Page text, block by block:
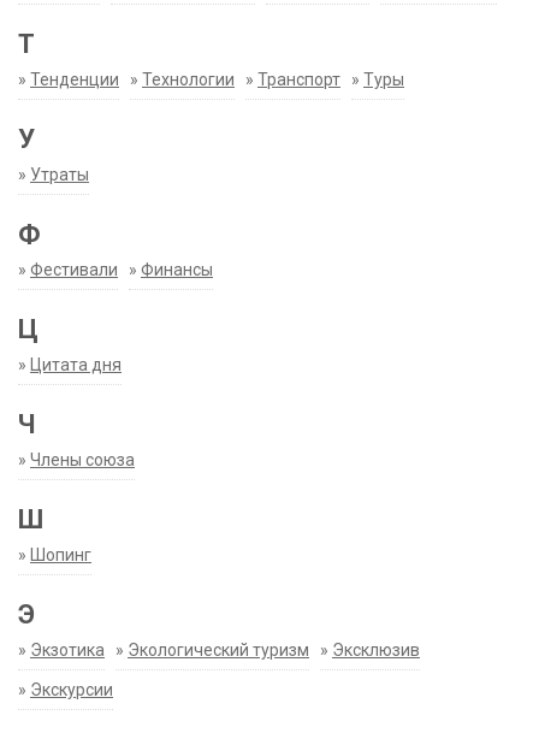
Т
» Тенденции » Технологии » Транспорт » Туры
У
» Утраты
Ф
» Фестивали » Финансы
Ц
» Цитата дня
Ч
» Члены союза
Ш
» Шопинг
Э
» Экзотика » Экологический туризм » Эксклюзив
» Экскурсии